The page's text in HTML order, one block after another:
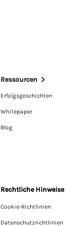
Ressourcen
Erfolgsgeschichten
Whitepaper
Blog
Rechtliche Hinweise
Cookie-Richtlinien
Datenschutzrichtlinien